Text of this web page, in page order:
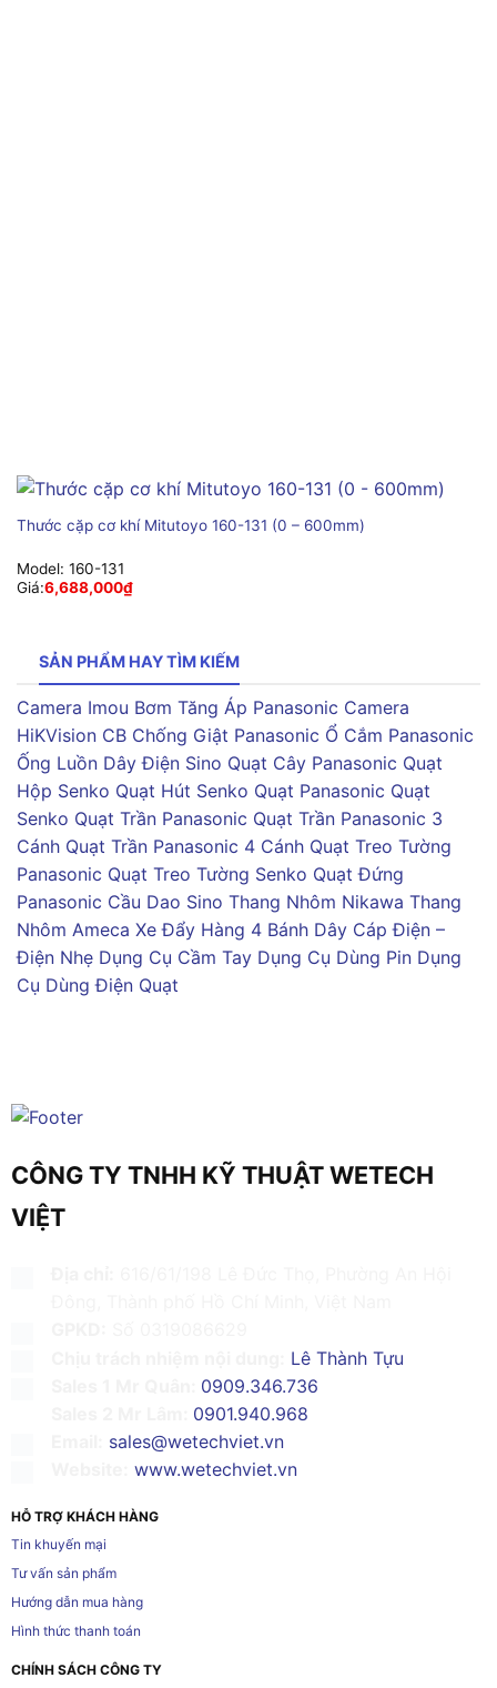
Thước cặp cơ khí Mitutoyo 160-131 (0 – 600mm)
Model: 160-131
Giá:6,688,000₫
SẢN PHẨM HAY TÌM KIẾM
Camera Imou Bơm Tăng Áp Panasonic Camera
HiKVision CB Chống Giật Panasonic Ổ Cắm Panasonic
Ống Luồn Dây Điện Sino Quạt Cây Panasonic Quạt
Hộp Senko Quạt Hút Senko Quạt Panasonic Quạt
Senko Quạt Trần Panasonic Quạt Trần Panasonic 3
Cánh Quạt Trần Panasonic 4 Cánh Quạt Treo Tường
Panasonic Quạt Treo Tường Senko Quạt Đứng
Panasonic Cầu Dao Sino Thang Nhôm Nikawa Thang
Nhôm Ameca Xe Đẩy Hàng 4 Bánh Dây Cáp Điện –
Điện Nhẹ Dụng Cụ Cầm Tay Dụng Cụ Dùng Pin Dụng
Cụ Dùng Điện Quạt
CÔNG TY TNHH KỸ THUẬT WETECH
VIỆT
Chịu trách nhiệm nội dung: Lê Thành Tựu
Sales 1 Mr Quân:
Sales 2 Mr Lâm:
Email: sales@wetechviet.vn